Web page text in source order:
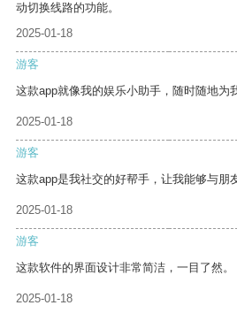
动切换线路的功能。
2025-01-18
游客
这款app就像我的娱乐小助手，随时随地为
2025-01-18
游客
这款app是我社交的好帮手，让我能够与朋
2025-01-18
游客
这款软件的界面设计非常简洁，一目了然。
2025-01-18